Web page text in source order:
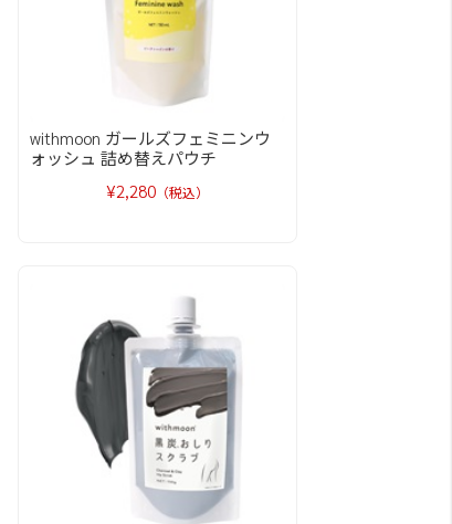
withmoon ガールズフェミニンウ
ォッシュ 詰め替えパウチ
¥2,280 （税込）